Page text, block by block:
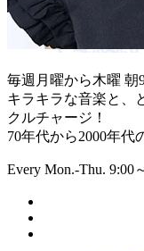
毎週月曜から木曜 朝
キラキラな音楽と、
クルチャージ！
70年代から2000年代
Every Mon.-Thu. 9:00